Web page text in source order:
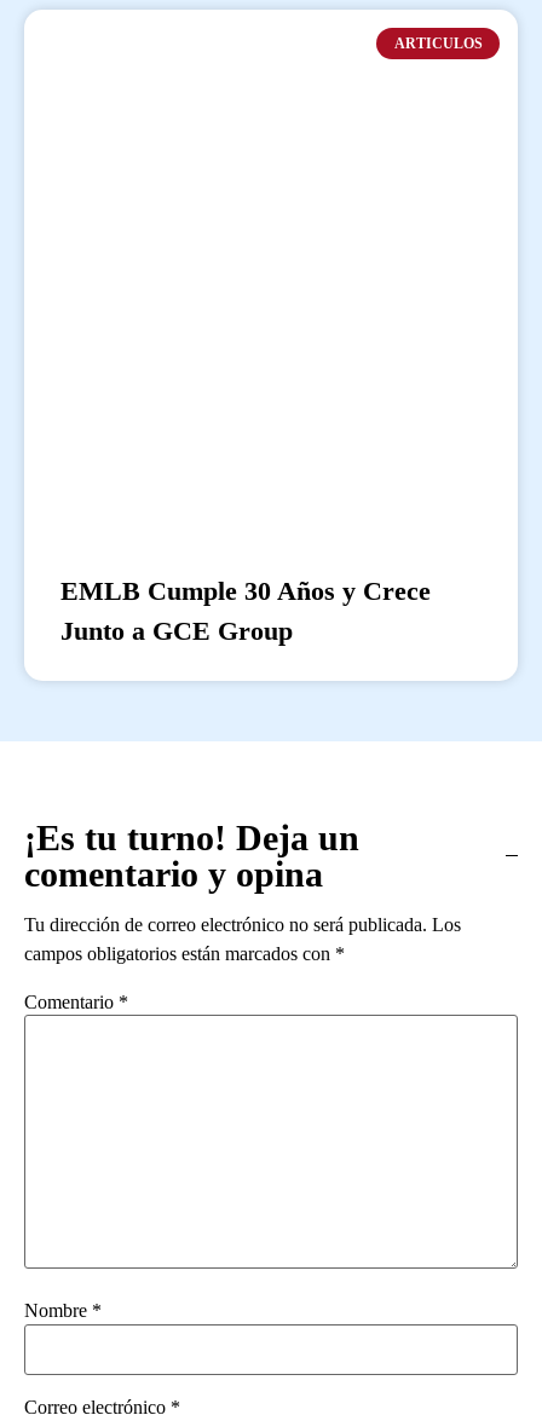
ARTICULOS
EMLB Cumple 30 Años y Crece
Junto a GCE Group
¡Es tu turno! Deja un
comentario y opina
Tu dirección de correo electrónico no será publicada. Los
campos obligatorios están marcados con *
Comentario *
Nombre *
Correo electrónico *